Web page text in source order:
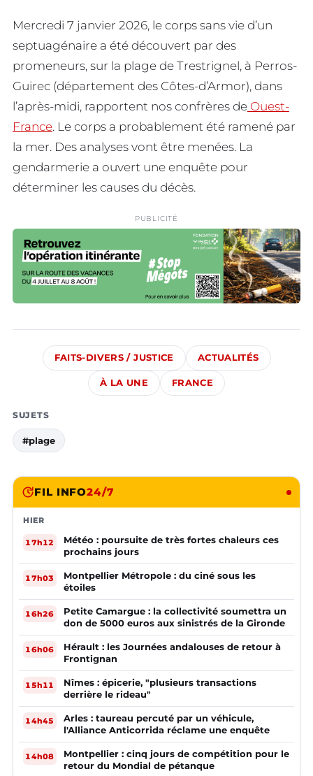
Mercredi 7 janvier 2026, le corps sans vie d’un
septuagénaire a été découvert par des
promeneurs, sur la plage de Trestrignel, à Perros-
Guirec (département des Côtes-d’Armor), dans
l’après-midi, rapportent nos confrères de Ouest-
France. Le corps a probablement été ramené par
la mer. Des analyses vont être menées. La
gendarmerie a ouvert une enquête pour
déterminer les causes du décès.
PUBLICITÉ
FAITS-DIVERS / JUSTICE ACTUALITÉS
À LA UNE FRANCE
SUJETS
#plage
FIL INFO24/7
HIER
17h12
Météo : poursuite de très fortes chaleurs ces
prochains jours
17h03
Montpellier Métropole : du ciné sous les
étoiles
16h26
Petite Camargue : la collectivité soumettra un
don de 5000 euros aux sinistrés de la Gironde
16h06
Hérault : les Journées andalouses de retour à
Frontignan
15h11
Nîmes : épicerie, "plusieurs transactions
derrière le rideau"
14h45
Arles : taureau percuté par un véhicule,
l'Alliance Anticorrida réclame une enquête
14h08
Montpellier : cinq jours de compétition pour le
retour du Mondial de pétanque